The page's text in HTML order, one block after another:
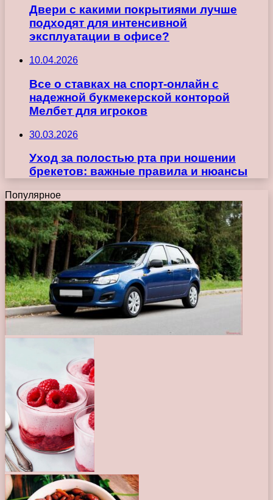
Двери с какими покрытиями лучше
подходят для интенсивной
эксплуатации в офисе?
10.04.2026
Все о ставках на спорт-онлайн с
надежной букмекерской конторой
Мелбет для игроков
30.03.2026
Уход за полостью рта при ношении
брекетов: важные правила и нюансы
Популярное